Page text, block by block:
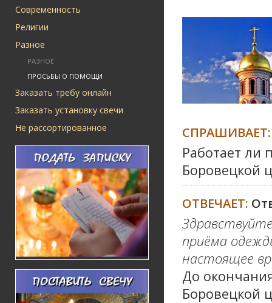
Современность
Религии
Разное
РАЗНОЕ
ПРОСЬБЫ О ПОМОЩИ
Заказать требу онлайн
Заказать установку свечи
Не рассортированное
СПРАШИВАЕТ:
Работает ли
Боровецкой
ОТВЕЧАЕТ:
приёма
настоящее
До
Боровецкой